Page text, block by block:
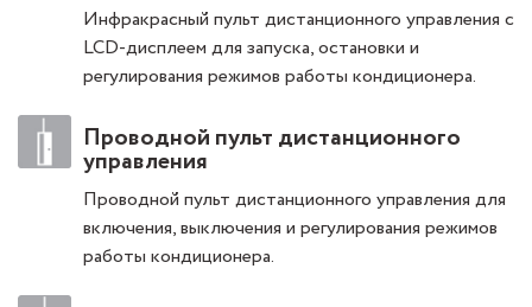
Инфракрасный пульт дистанционного управления с
LCD-дисплеем для запуска, остановки и
регулирования режимов работы кондиционера.
Проводной пульт дистанционного
управления
Проводной пульт дистанционного управления для
включения, выключения и регулирования режимов
работы кондиционера.